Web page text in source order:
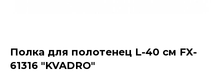
Полка для полотенец L-40 см FX-
61316 "KVADRO"